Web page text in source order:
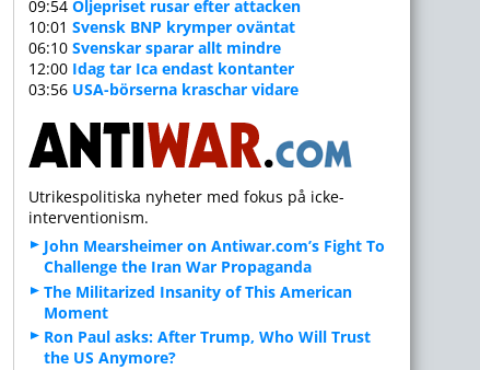
09:54 Oljepriset rusar efter attacken
10:01 Svensk BNP krymper oväntat
06:10 Svenskar sparar allt mindre
12:00 Idag tar Ica endast kontanter
03:56 USA-börserna kraschar vidare
Utrikespolitiska nyheter med fokus på icke-
interventionism.
John Mearsheimer on Antiwar.com’s Fight To
Challenge the Iran War Propaganda
The Militarized Insanity of This American
Moment
Ron Paul asks: After Trump, Who Will Trust
the US Anymore?